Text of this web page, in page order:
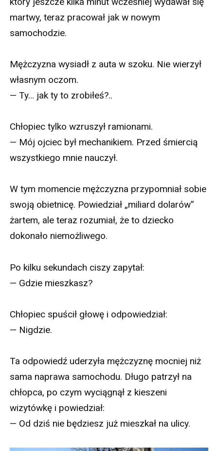
martwy, teraz pracował jak w nowym
samochodzie.
Mężczyzna wysiadł z auta w szoku. Nie wierzył
własnym oczom.
— Ty… jak ty to zrobiłeś?..
Chłopiec tylko wzruszył ramionami.
— Mój ojciec był mechanikiem. Przed śmiercią
wszystkiego mnie nauczył.
W tym momencie mężczyzna przypomniał sobie
swoją obietnicę. Powiedział „miliard dolarów”
żartem, ale teraz rozumiał, że to dziecko
dokonało niemożliwego.
Po kilku sekundach ciszy zapytał:
— Gdzie mieszkasz?
Chłopiec spuścił głowę i odpowiedział:
— Nigdzie.
Ta odpowiedź uderzyła mężczyznę mocniej niż
sama naprawa samochodu. Długo patrzył na
chłopca, po czym wyciągnął z kieszeni
wizytówkę i powiedział:
— Od dziś nie będziesz już mieszkał na ulicy.